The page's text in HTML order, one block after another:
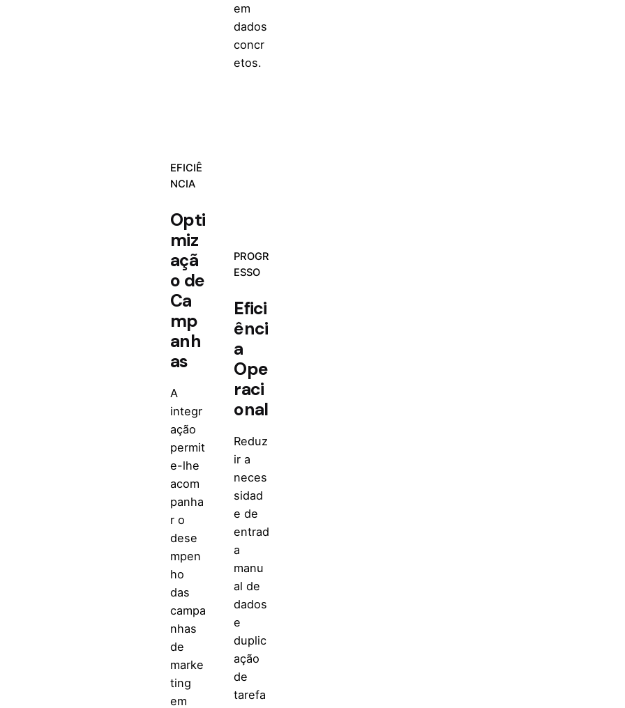
EFICIÊ
NCIA
Opti
miz
açã
o de
Ca
mp
anh
as
A
integr
ação
permit
e-lhe
acom
panha
r o
dese
mpen
ho
das
campa
nhas
de
marke
ting
em
em
dados
concr
etos.
PROGR
ESSO
Efici
ênci
a
Ope
raci
onal
Reduz
ir a
neces
sidad
e de
entrad
a
manu
al de
dados
e
duplic
ação
de
tarefa